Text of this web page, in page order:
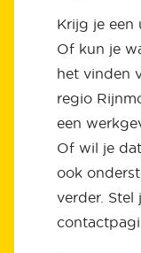
Krijg je een
Of kun je
het vinden
regio
een
Of wil je
ook
verder. Stel